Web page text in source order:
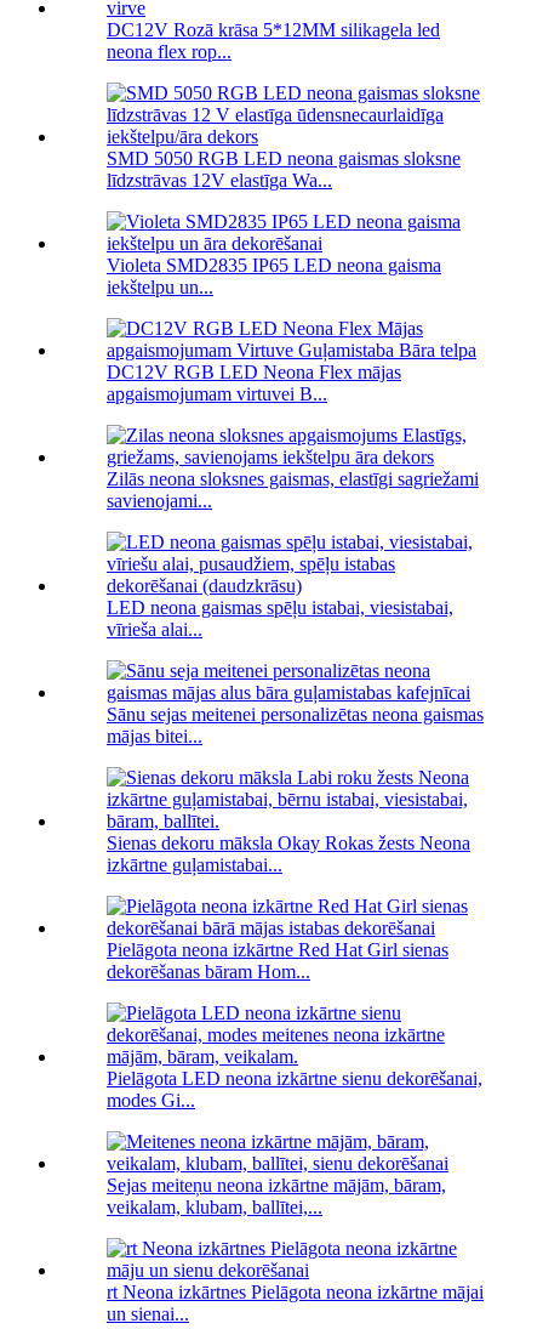
DC12V Rozā krāsa 5*12MM silikagela led
neona flex rop...
SMD 5050 RGB LED neona gaismas sloksne
līdzstrāvas 12V elastīga Wa...
Violeta SMD2835 IP65 LED neona gaisma
iekštelpu un...
DC12V RGB LED Neona Flex mājas
apgaismojumam virtuvei B...
Zilās neona sloksnes gaismas, elastīgi sagriežami
savienojami...
LED neona gaismas spēļu istabai, viesistabai,
vīrieša alai...
Sānu sejas meitenei personalizētas neona gaismas
mājas bitei...
Sienas dekoru māksla Okay Rokas žests Neona
izkārtne guļamistabai...
Pielāgota neona izkārtne Red Hat Girl sienas
dekorēšanas bāram Hom...
Pielāgota LED neona izkārtne sienu dekorēšanai,
modes Gi...
Sejas meiteņu neona izkārtne mājām, bāram,
veikalam, klubam, ballītei,...
rt Neona izkārtnes Pielāgota neona izkārtne mājai
un sienai...